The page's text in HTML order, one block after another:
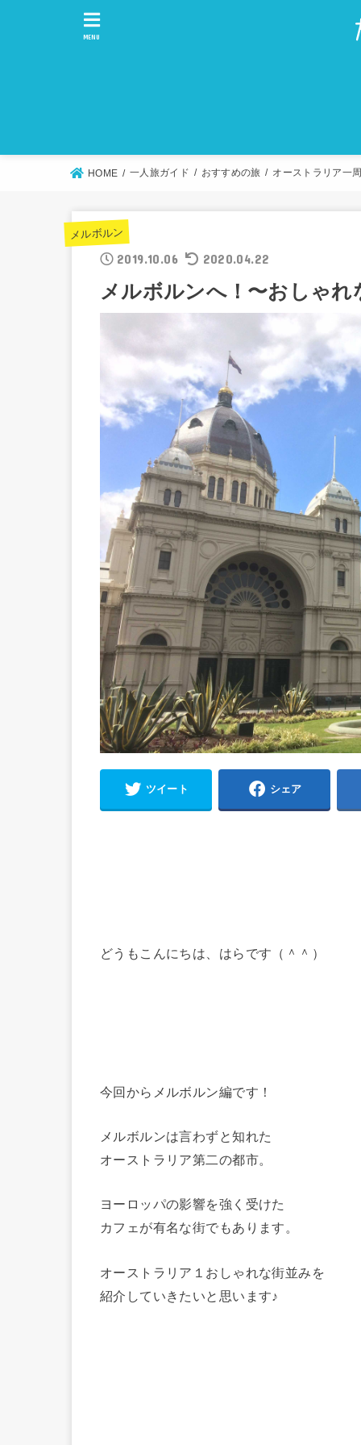
MENU
HOME 一人旅ガイド おすすめの旅 オーストラリア一
メルボルン
2019.10.06 2020.04.22
メルボルンへ！〜おしゃれ
ツイート シェア
どうもこんにちは、はらです（＾＾）
今回からメルボルン編です！
メルボルンは言わずと知れた
オーストラリア第二の都市。
ヨーロッパの影響を強く受けた
カフェが有名な街でもあります。
オーストラリア１おしゃれな街並みを
紹介していきたいと思います♪